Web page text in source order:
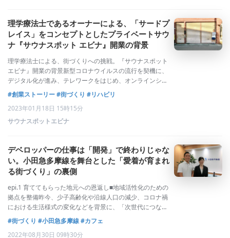
理学療法士であるオーナーによる、「サードプ
レイス」をコンセプトとしたプライベートサウ
ナ『サウナスポット エビナ』開業の背景
理学療法士による、街づくりへの挑戦。『サウナスポット
エビナ』開業の背景新型コロナウイルスの流行を契機に、
デジタル化が進み、テレワークをはじめ、オンラインショ
ッピング、デリバリーサービス等、とても便利な世の中に
なったと感じています。それに伴い、外出の頻度が減った
人も多いといわれています。身体活動量が
#創業ストーリー#街づくり #リハビリ
2023年01月18日 15時15分
サウナスポットエビナ
デベロッパーの仕事は「開発」で終わりじゃな
い。小田急多摩線を舞台とした「愛着が育まれ
る街づくり」の裏側
epi.1 育ててもらった地元への恩返し■地域活性化のための
拠点を整備昨今、少子高齢化や沿線人口の減少、コロナ禍
における生活様式の変化などを背景に、「次世代につなが
る街づくり」は年々重要視されています。そのような背景
の中で当社は、小田急グループが永年住宅開発を行ってき
た小田急多摩線栗平駅前に多世代の
#街づくり #小田急多摩線#カフェ
2022年08月30日 09時30分